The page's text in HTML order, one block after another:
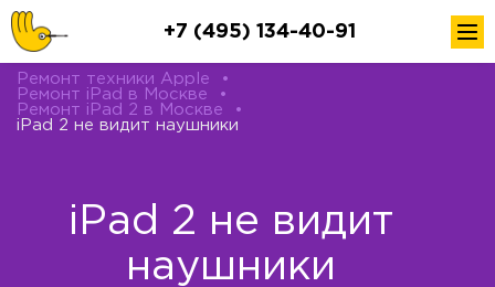
+7 (495) 134-40-91
Ремонт техники Apple
•
Ремонт iPad в Москве
•
Ремонт iPad 2 в Москве
•
iPad 2 не видит наушники
iPad 2 не видит
наушники